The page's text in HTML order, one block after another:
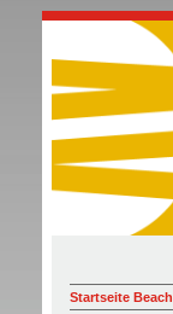
Startseite Beach